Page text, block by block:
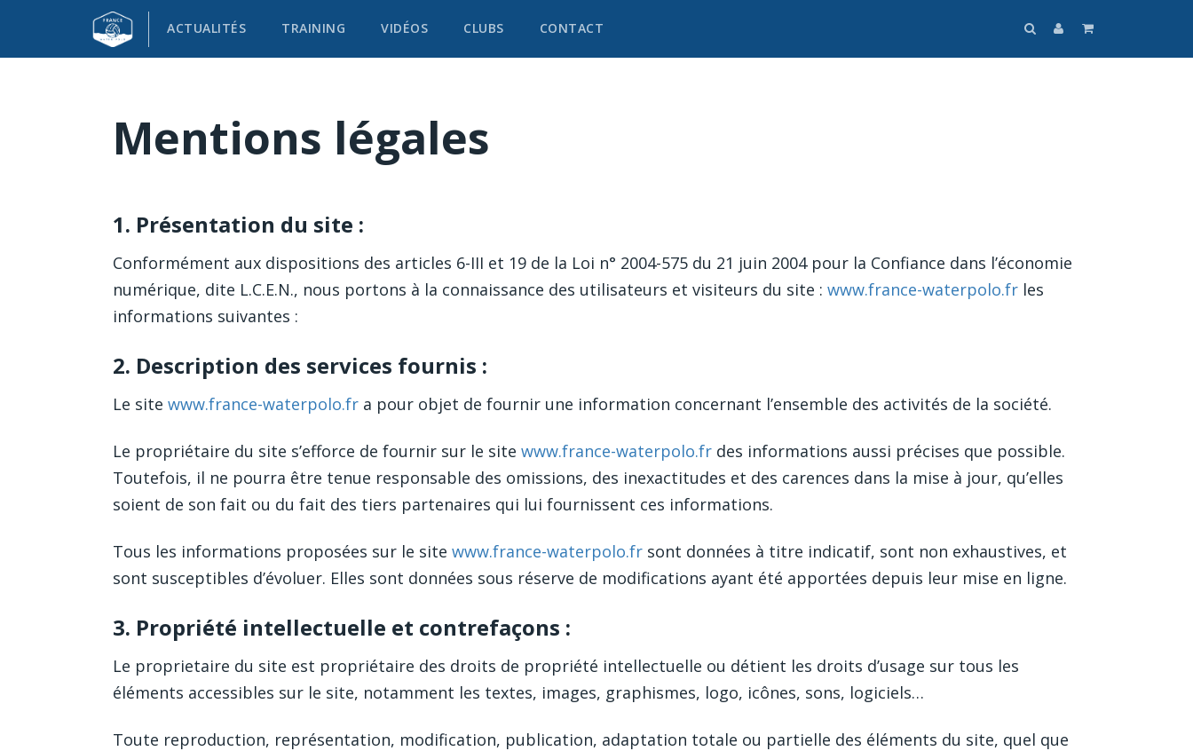
ACTUALITÉS TRAINING VIDÉOS CLUBS CONTACT
Mentions légales
1. Présentation du site :
Conformément aux dispositions des articles 6-III et 19 de la Loi n° 2004-575 du 21 juin 2004 pour la Confiance dans l’économie
numérique, dite L.C.E.N., nous portons à la connaissance des utilisateurs et visiteurs du site : www.france-waterpolo.fr les
informations suivantes :
2. Description des services fournis :
Le site www.france-waterpolo.fr a pour objet de fournir une information concernant l’ensemble des activités de la société.
Le propriétaire du site s’efforce de fournir sur le site www.france-waterpolo.fr des informations aussi précises que possible.
Toutefois, il ne pourra être tenue responsable des omissions, des inexactitudes et des carences dans la mise à jour, qu’elles
soient de son fait ou du fait des tiers partenaires qui lui fournissent ces informations.
Tous les informations proposées sur le site www.france-waterpolo.fr sont données à titre indicatif, sont non exhaustives, et
sont susceptibles d’évoluer. Elles sont données sous réserve de modifications ayant été apportées depuis leur mise en ligne.
3. Propriété intellectuelle et contrefaçons :
Le proprietaire du site est propriétaire des droits de propriété intellectuelle ou détient les droits d’usage sur tous les
éléments accessibles sur le site, notamment les textes, images, graphismes, logo, icônes, sons, logiciels…
Toute reproduction, représentation, modification, publication, adaptation totale ou partielle des éléments du site, quel que